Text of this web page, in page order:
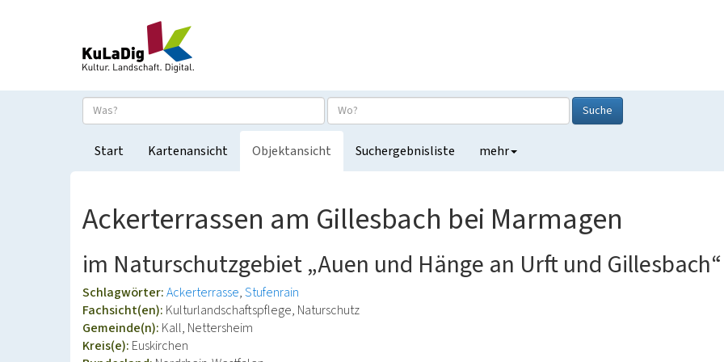
Suche
Start Kartenansicht Objektansicht Suchergebnisliste mehr
Ackerterrassen am Gillesbach bei Marmagen
im Naturschutzgebiet „Auen und Hänge an Urft und Gillesbach“
Schlagwörter:Ackerterrasse Stufenrain
Fachsicht(en): Kulturlandschaftspflege, Naturschutz
Gemeinde(n): Kall, Nettersheim
Kreis(e): Euskirchen